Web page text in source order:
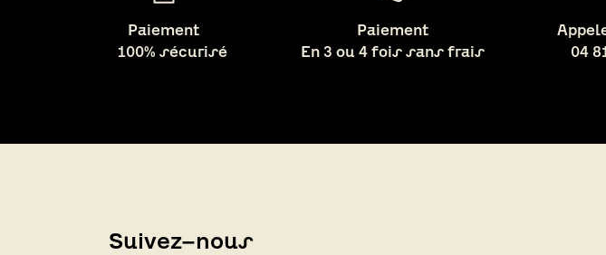
Paiement
100% sécurisé
Paiement
En 3 ou 4 fois sans frais
04
Suivez-nous